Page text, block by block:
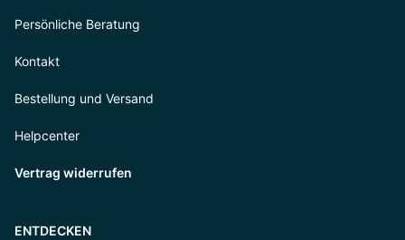
Persönliche Beratung
Kontakt
Bestellung und Versand
Helpcenter
Vertrag widerrufen
ENTDECKEN